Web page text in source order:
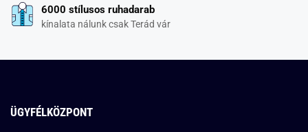
6000 stílusos ruhadarab
kínalata nálunk csak Terád vár
ÜGYFÉLKÖZPONT